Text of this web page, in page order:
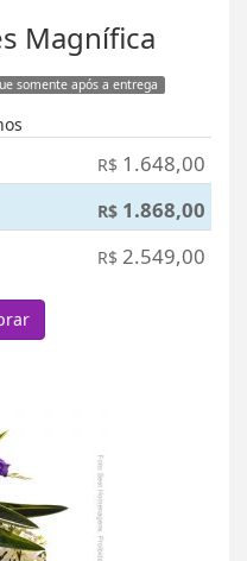
Magnífica
somente após a entrega
R$ 1.648,00
R$ 1.868,00
R$ 2.549,00